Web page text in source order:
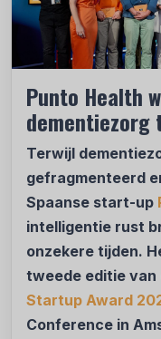
Punto Health
Terwijl
gefragmenteerd
Spaanse start-up
intelligentie rust
onzekere tijden.
tweede editie van
Startup Award
Conference in